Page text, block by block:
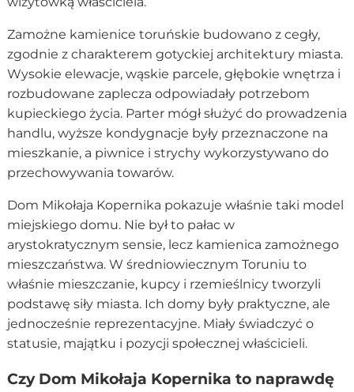
Zamożne kamienice toruńskie budowano z cegły,
zgodnie z charakterem gotyckiej architektury miasta.
Wysokie elewacje, wąskie parcele, głębokie wnętrza i
rozbudowane zaplecza odpowiadały potrzebom
kupieckiego życia. Parter mógł służyć do prowadzenia
handlu, wyższe kondygnacje były przeznaczone na
mieszkanie, a piwnice i strychy wykorzystywano do
przechowywania towarów.
Dom Mikołaja Kopernika pokazuje właśnie taki model
miejskiego domu. Nie był to pałac w
arystokratycznym sensie, lecz kamienica zamożnego
mieszczaństwa. W średniowiecznym Toruniu to
właśnie mieszczanie, kupcy i rzemieślnicy tworzyli
podstawę siły miasta. Ich domy były praktyczne, ale
jednocześnie reprezentacyjne. Miały świadczyć o
statusie, majątku i pozycji społecznej właścicieli.
Czy Dom Mikołaja Kopernika to naprawdę